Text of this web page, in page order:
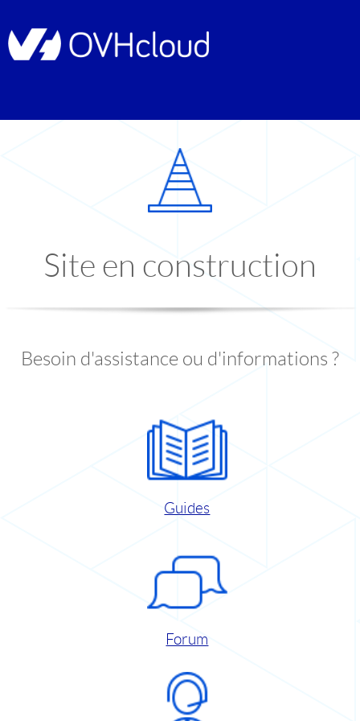
Site en construction
Besoin d'assistance ou d'informations ?
Guides
Forum